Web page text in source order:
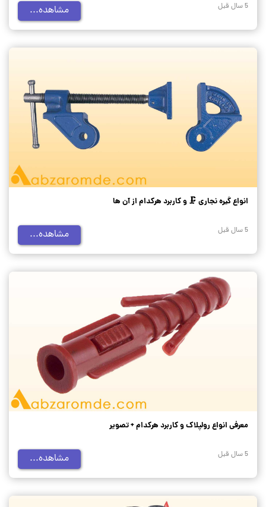
5 سال قبل مشاهده...
انواع گیره نجاری 🗜️ و کاربرد هرکدام از آن ها
5 سال قبل مشاهده...
معرفی انواع رولپلاک و کاربرد هرکدام + تصویر
5 سال قبل مشاهده...